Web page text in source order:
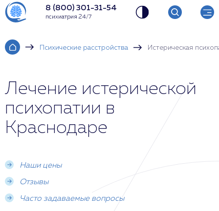
8 (800) 301-31-54
психиатрия 24/7
Психические расстройства Истерическая
Лечение истерической
психопатии в
Краснодаре
Наши цены
Отзывы
Часто задаваемые вопросы